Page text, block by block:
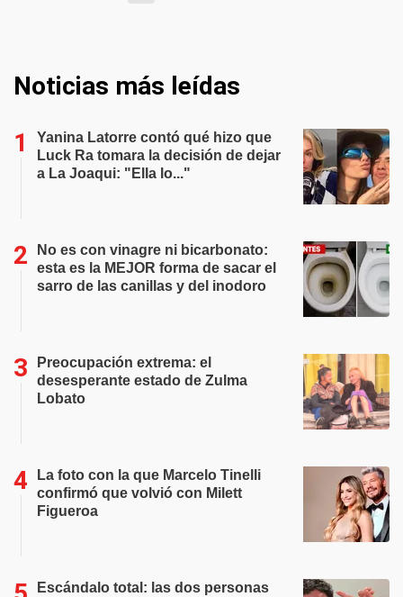
Noticias más leídas
Yanina Latorre contó qué hizo que
Luck Ra tomara la decisión de dejar
a La Joaqui: "Ella lo..."
No es con vinagre ni bicarbonato:
esta es la MEJOR forma de sacar el
sarro de las canillas y del inodoro
Preocupación extrema: el
desesperante estado de Zulma
Lobato
La foto con la que Marcelo Tinelli
confirmó que volvió con Milett
Figueroa
Escándalo total: las dos personas